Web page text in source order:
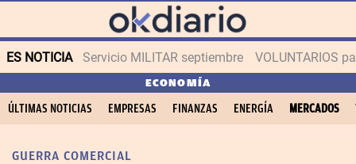
ES NOTICIA Servicio MILITAR septiembre VOLUNTARIOS
ECONOMÍA
ÚLTIMAS NOTICIAS EMPRESAS FINANZAS ENERGÍA MERCADOS
GUERRA COMERCIAL